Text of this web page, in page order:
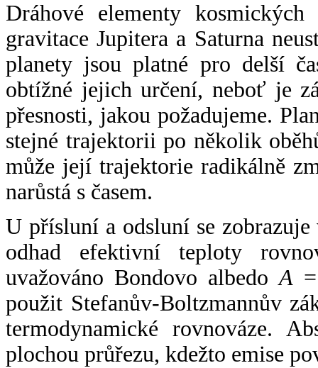
Dráhové elementy
gravitace Jupitera a Saturna
planety jsou platné pro delší
obtížné jejich určení, neboť je
přesnosti, jakou požadujeme.
stejné trajektorii po několik
může její trajektorie radikálně
narůstá s časem.
U přísluní a odsluní se
odhad efektivní teploty
uvažováno Bondovo albedoA
použit Stefanův-Boltzmannův
termodynamické rovnováze.
plochou průřezu, kdežto emise